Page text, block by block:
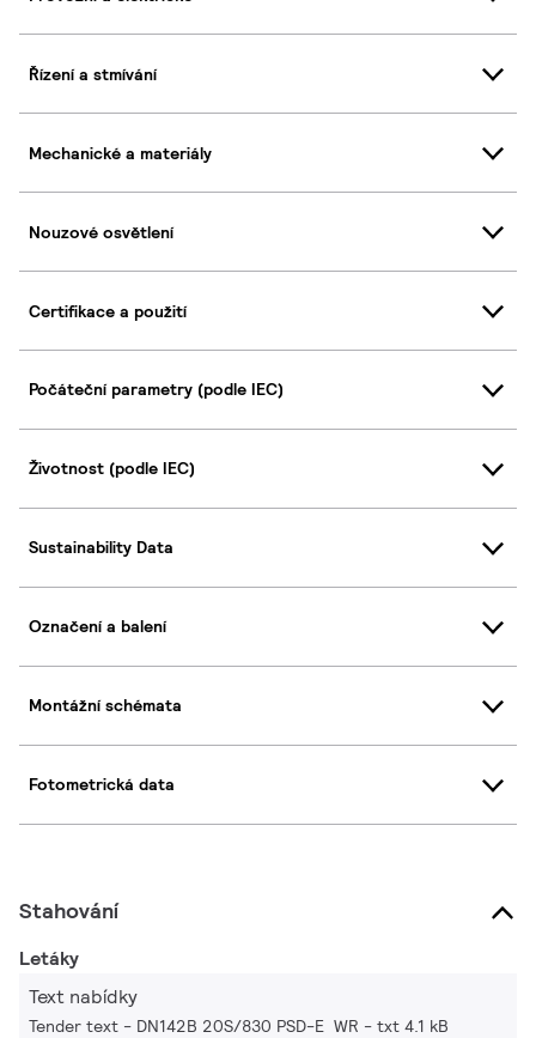
Řízení a stmívání
Mechanické a materiály
Nouzové osvětlení
Certifikace a použití
Počáteční parametry (podle IEC)
Životnost (podle IEC)
Sustainability Data
Označení a balení
Montážní schémata
Fotometrická data
Stahování
Letáky
Text nabídky
Tender text - DN142B 20S/830 PSD-E WR txt 4.1 kB